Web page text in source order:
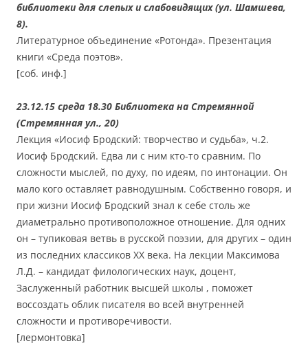
библиотеки для слепых и слабовидящих (ул. Шамшева,
8).
Литературное объединение «Ротонда». Презентация
книги «Среда поэтов».
[соб. инф.]
23.12.15 среда 18.30 Библиотека на Стремянной
(Стремянная ул., 20)
Лекция «Иосиф Бродский: творчество и судьба», ч.2.
Иосиф Бродский. Едва ли с ним кто-то сравним. По
сложности мыслей, по духу, по идеям, по интонации. Он
мало кого оставляет равнодушным. Собственно говоря, и
при жизни Иосиф Бродский знал к себе столь же
диаметрально противоположное отношение. Для одних
он – тупиковая ветвь в русской поэзии, для других – один
из последних классиков ХХ века. На лекции Максимова
Л.Д. – кандидат филологических наук, доцент,
Заслуженный работник высшей школы , поможет
воссоздать облик писателя во всей внутренней
сложности и противоречивости.
[лермонтовка]